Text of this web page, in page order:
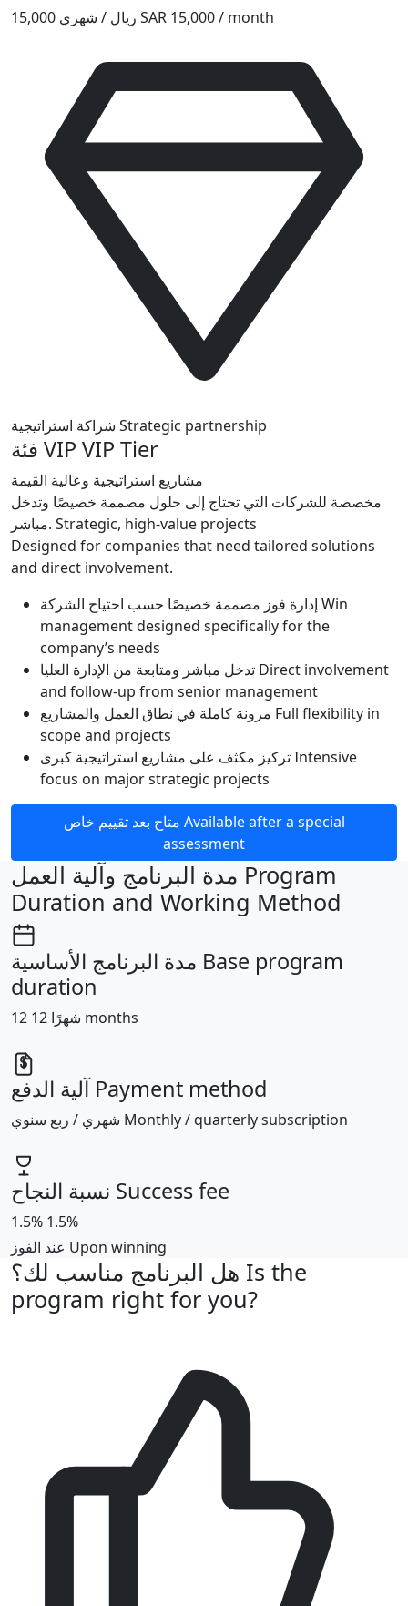
15,000 ريال / شهري SAR 15,000 / month
شراكة استراتيجية Strategic partnership
فئة VIP VIP Tier
مشاريع استراتيجية وعالية القيمة
مخصصة للشركات التي تحتاج إلى حلول مصممة خصيصًا وتدخل
مباشر. Strategic, high-value projects
Designed for companies that need tailored solutions
and direct involvement.
إدارة فوز مصممة خصيصًا حسب احتياج الشركة Win
management designed specifically for the
company’s needs
تدخل مباشر ومتابعة من الإدارة العليا Direct involvement
and follow-up from senior management
مرونة كاملة في نطاق العمل والمشاريع Full flexibility in
scope and projects
تركيز مكثف على مشاريع استراتيجية كبرىIntensive
focus on major strategic projects
متاح بعد تقييم خاص Available after a special
assessment
مدة البرنامج وآلية العمل Program
Duration and Working Method
مدة البرنامج الأساسية Base program
duration
12 شهرًا 12 months
آلية الدفع Payment method
شهري / ربع سنوي Monthly / quarterly subscription
نسبة النجاح Success fee
1.5% 1.5%
عند الفوز Upon winning
هل البرنامج مناسب لك؟ Is the
program right for you?